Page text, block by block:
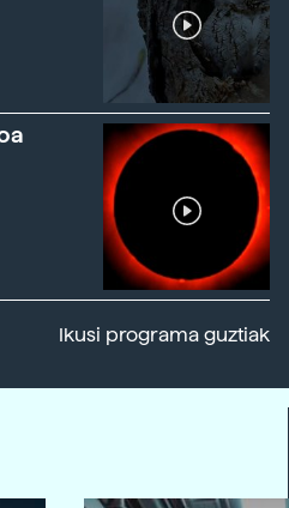
Ikusi programa guztiak